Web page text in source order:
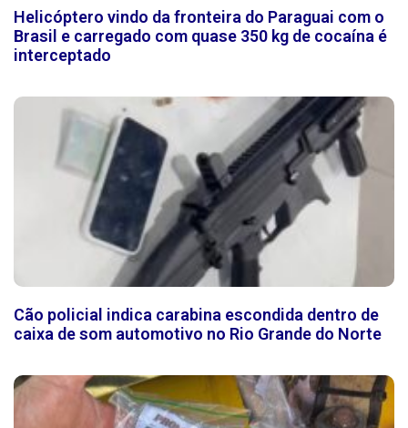
Helicóptero vindo da fronteira do Paraguai com o
Brasil e carregado com quase 350 kg de cocaína é
interceptado
Cão policial indica carabina escondida dentro de
caixa de som automotivo no Rio Grande do Norte